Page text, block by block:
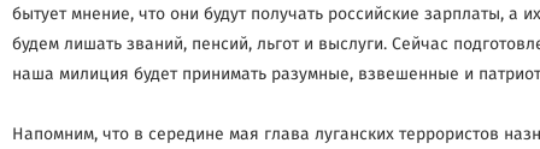
бытует мнение, что они будут получать российские зарплаты,
будем лишать званий, пенсий, льгот и выслуги. Сейчас
наша милиция будет принимать разумные, взвешенные и
Напомним, что в середине мая глава луганских террористов